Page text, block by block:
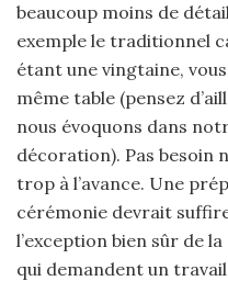
beaucoup moins de
exemple le traditionnel
étant une vingtaine,
même table (pensez
nous évoquons dans
décoration). Pas besoin
trop à l’avance. Une
cérémonie devrait
l’exception bien sûr de
qui demandent un